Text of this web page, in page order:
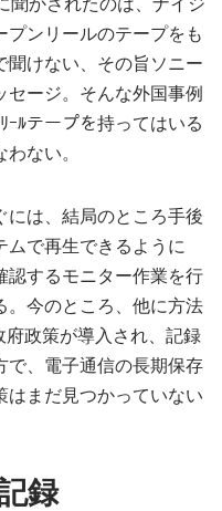
聞かされたのは、ナイジ
プンリールのテープをも
聞けない、その旨ソニー
ージ。そんな外国事例
ｰﾙテープを持ってはいる
ない。
には、結局のところ手後
ムで再生できるように
認するモニター作業を行
。今のところ、他に方法
政策が導入され、記録
で、電子通信の長期保存
はまだ見つかっていない
録